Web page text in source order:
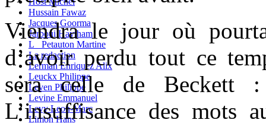
Hussain Fawaz
Jacques Goorma
Jarboui Haytham
L_ Petauton Martine
La redaction
Lerman Enriquez Alix
Leuckx Philippe
Leven Philippe
Levine Emmanuel
Levy Leon-Marc
Limon Hans
Viendra le jour où
d’avoir perdu tout ce
sera celle de
L’insuffisance des mots